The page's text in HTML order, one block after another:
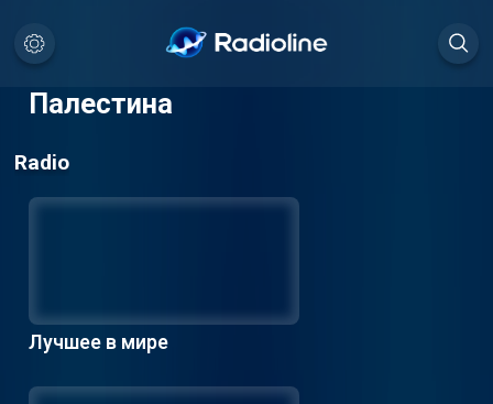
Палестина
Radio
Лучшее в мире